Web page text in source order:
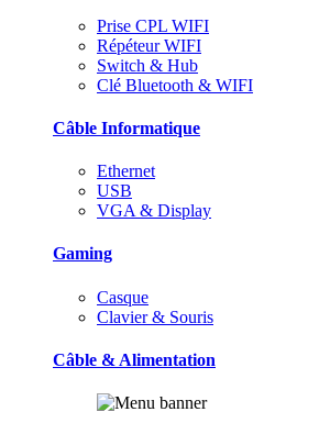
Prise CPL WIFI
Répéteur WIFI
Switch & Hub
Clé Bluetooth & WIFI
Câble Informatique
Ethernet
USB
VGA & Display
Gaming
Casque
Clavier & Souris
Câble & Alimentation